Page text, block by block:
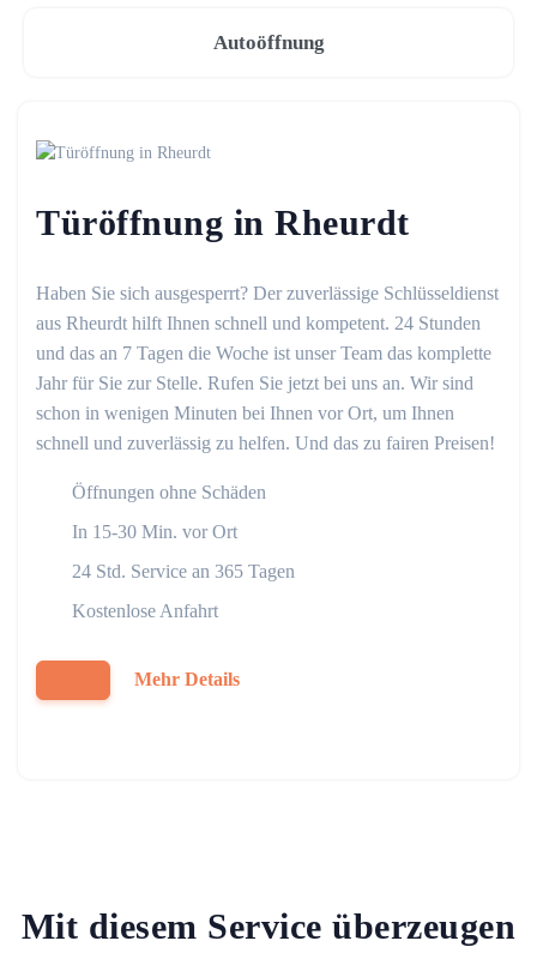
Autoöffnung
Türöffnung in Rheurdt
Haben Sie sich ausgesperrt? Der zuverlässige Schlüsseldienst
aus Rheurdt hilft Ihnen schnell und kompetent. 24 Stunden
und das an 7 Tagen die Woche ist unser Team das komplette
Jahr für Sie zur Stelle. Rufen Sie jetzt bei uns an. Wir sind
schon in wenigen Minuten bei Ihnen vor Ort, um Ihnen
schnell und zuverlässig zu helfen. Und das zu fairen Preisen!
Öffnungen ohne Schäden
In 15-30 Min. vor Ort
24 Std. Service an 365 Tagen
Kostenlose Anfahrt
Mehr Details
Mit diesem Service überzeugen